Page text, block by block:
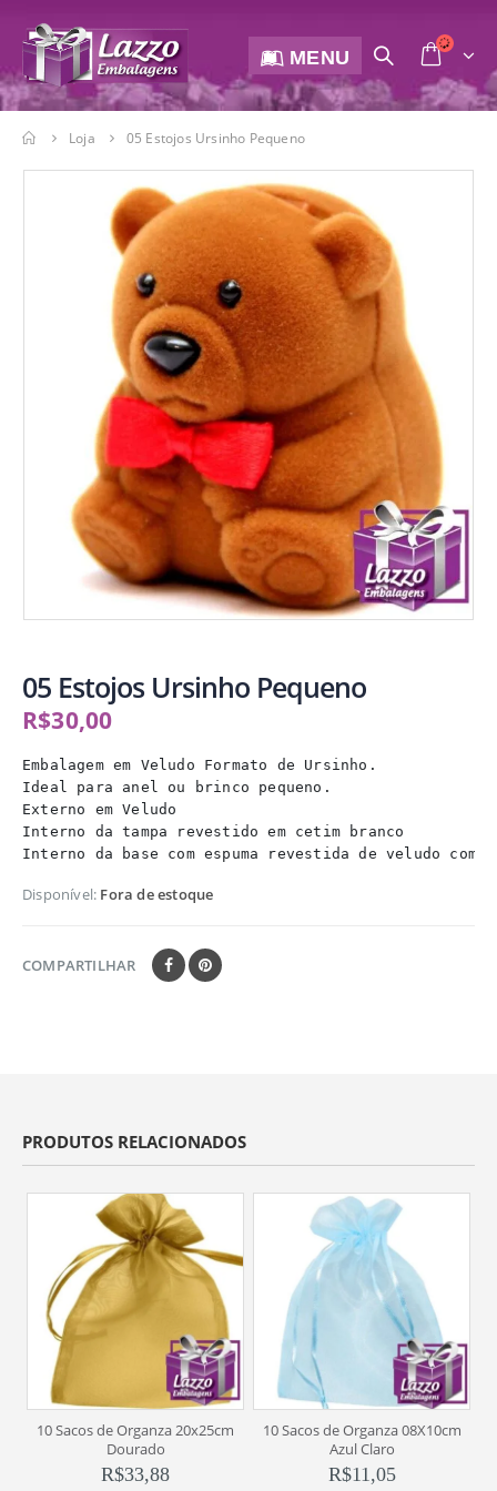
MENU
Loja 05 Estojos Ursinho Pequeno
05 Estojos Ursinho Pequeno
R$30,00
Embalagem em Veludo Formato de Ursinho.
Ideal para anel ou brinco pequeno.
Externo em Veludo
Interno da tampa revestido em cetim branco
Interno da base com espuma revestida de veludo com
Disponível: Fora de estoque
COMPARTILHAR
PRODUTOS RELACIONADOS
10 Sacos de Organza 20x25cm
Dourado
R$33,88
10 Sacos de Organza 08X10cm
Azul Claro
R$11,05